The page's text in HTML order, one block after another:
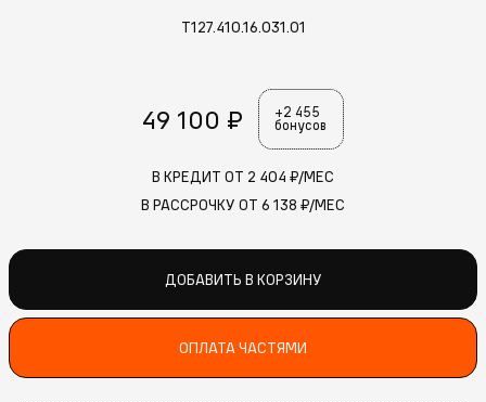
T127.410.16.031.01
49 100 ₽
+2 455
бонусов
В КРЕДИТ ОТ 2 404 ₽/МЕС
В РАССРОЧКУ ОТ 6 138 ₽/МЕС
ДОБАВИТЬ В КОРЗИНУ
ОПЛАТА ЧАСТЯМИ